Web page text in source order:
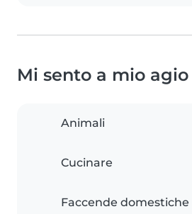
Mi sento a mio
Animali
Cucinare
Faccende domestiche